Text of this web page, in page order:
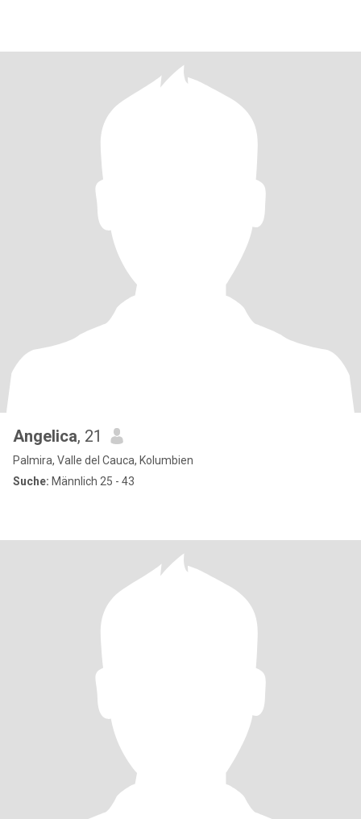
Angelica, 21
Palmira, Valle del Cauca, Kolumbien
Suche: Männlich 25 - 43